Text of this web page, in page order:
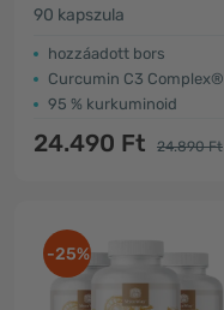
90 kapszula
hozzáadott bors
Curcumin C3 Complex®
95 % kurkuminoid
24.490 Ft 24.890 Ft
-25%